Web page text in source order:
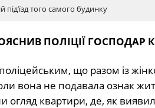
під’їзд того самого будинку
ПОЛІЦІЇ ГОСПОДАР
що разом із
вона не подавала ознак
огляд квартири, де, як